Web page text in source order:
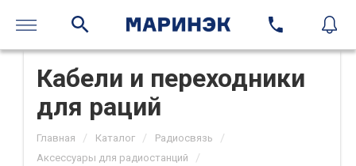
Кабели и переходники
для раций
Главная / Каталог / Радиосвязь /
Аксессуары для радиостанций /